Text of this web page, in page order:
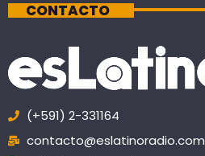
CONTACTO
(+591) 2-331164
contacto@eslatinoradio.com